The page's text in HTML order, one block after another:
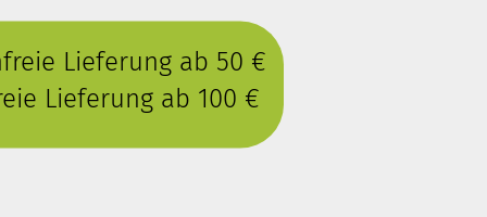
Lieferung ab 50 €
Lieferung ab 100 €